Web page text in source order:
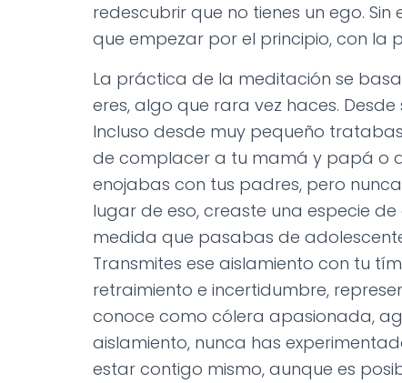
redescubrir que no tienes un ego.
que empezar por el principio, con la
La práctica de la meditación se
eres, algo que rara vez haces.
Incluso desde muy pequeño
de complacer a tu mamá y papá o
enojabas con tus padres, pero
lugar de eso, creaste una especie
medida que pasabas de
Transmites ese aislamiento con tu
retraimiento e incertidumbre,
conoce como cólera apasionada,
aislamiento, nunca has
estar contigo mismo, aunque es